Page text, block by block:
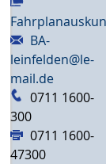
BA-
leinfelden@le-
mail.de
0711 1600-
300
0711 1600-
47300